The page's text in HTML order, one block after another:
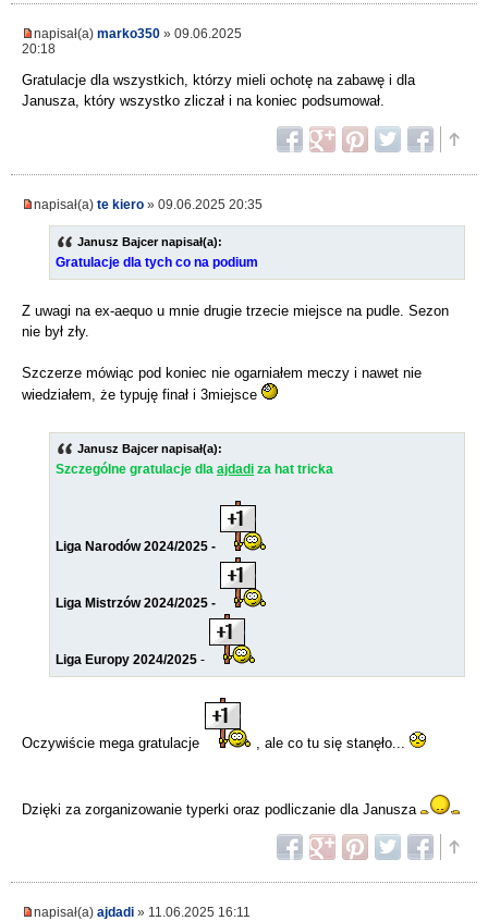
napisał(a) marko350 » 09.06.2025
20:18
Gratulacje dla wszystkich, którzy mieli ochotę na zabawę i dla
Janusza, który wszystko zliczał i na koniec podsumował.
napisał(a) te kiero » 09.06.2025 20:35
Janusz Bajcer napisał(a):
Gratulacje dla tych co na podium
Z uwagi na ex-aequo u mnie drugie trzecie miejsce na pudle. Sezon
nie był zły.
Szczerze mówiąc pod koniec nie ogarniałem meczy i nawet nie
wiedziałem, że typuję finał i 3miejsce
Janusz Bajcer napisał(a):
Szczególne gratulacje dla ajdadi za hat tricka
Liga Narodów 2024/2025 -
Liga Mistrzów 2024/2025 -
Liga Europy 2024/2025 -
Oczywiście mega gratulacje , ale co tu się stanęło...
Dzięki za zorganizowanie typerki oraz podliczanie dla Janusza
napisał(a) ajdadi » 11.06.2025 16:11